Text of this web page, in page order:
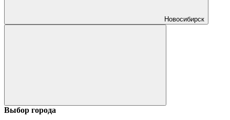
Новосибирск
Выбор города